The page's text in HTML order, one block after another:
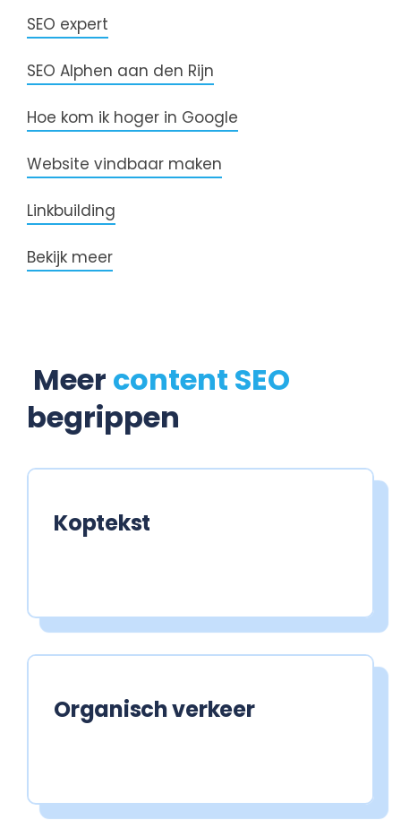
SEO expert
SEO Alphen aan den Rijn
Hoe kom ik hoger in Google
Website vindbaar maken
Linkbuilding
Bekijk meer
Meer content SEO
begrippen
Koptekst
Organisch verkeer